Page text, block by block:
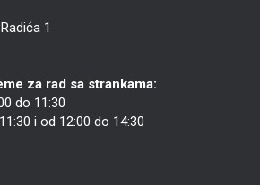
1
za rad sa strankama:
do 11:30
i od 12:00 do 14:30